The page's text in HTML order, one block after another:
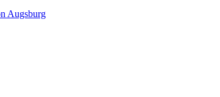
Augsburg